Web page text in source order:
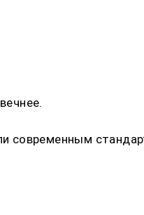
современным